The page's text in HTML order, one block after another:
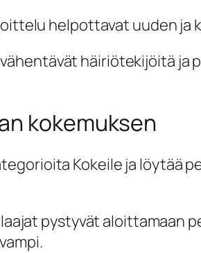
helpottavat uuden ja
häiriötekijöitä ja
kokemuksen
Kokeile ja löytää
pystyvät aloittamaan